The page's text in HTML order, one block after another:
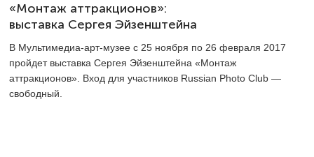
«Монтаж аттракционов»:
выставка Сергея Эйзенштейна
В Мультимедиа-арт-музее с 25 ноября по 26 февраля 2017
пройдет выставка Сергея Эйзенштейна «Монтаж
аттракционов». Вход для участников Russian Photo Club —
свободный.